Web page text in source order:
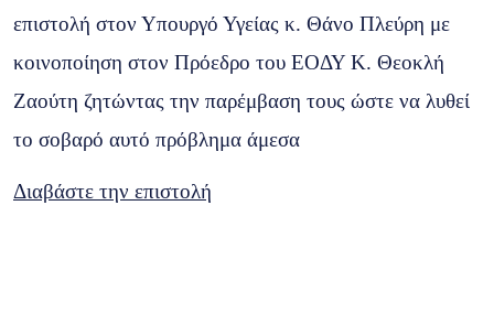
επιστολή στον Υπουργό Υγείας κ. Θάνο Πλεύρη με
κοινοποίηση στον Πρόεδρο του ΕΟΔΥ Κ. Θεοκλή
Ζαούτη ζητώντας την παρέμβαση τους ώστε να λυθεί
το σοβαρό αυτό πρόβλημα άμεσα
Διαβάστε την επιστολή